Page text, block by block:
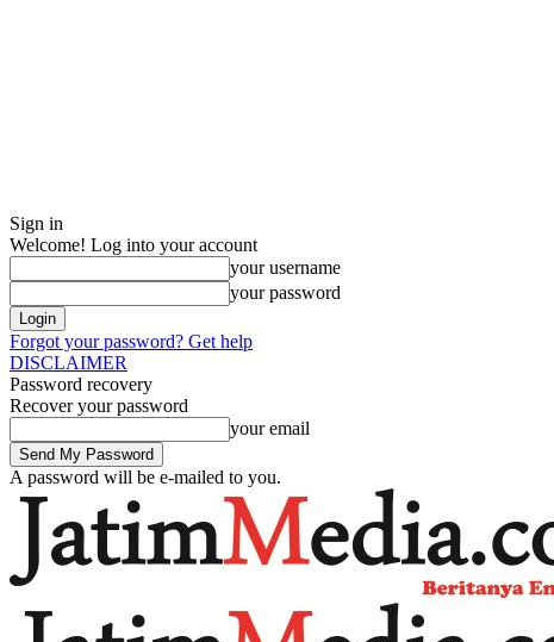
Sign in
Welcome! Log into your account
your username
your password
Forgot your password? Get help
DISCLAIMER
Password recovery
Recover your password
your email
A password will be e-mailed to you.